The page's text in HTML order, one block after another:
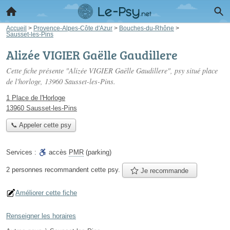
Accueil > Provence-Alpes-Côte d'Azur > Bouches-du-Rhône >
Sausset-les-Pins
Alizée VIGIER Gaëlle Gaudillere
Cette fiche présente "Alizée VIGIER Gaëlle Gaudillere", psy situé place
de l'horloge, 13960 Sausset-les-Pins.
1 Place de l'Horloge
13960 Sausset-les-Pins
📞 Appeler cette psy
Services : accès PMR (parking)
2 personnes recommandent cette psy. Je recommande
Améliorer cette fiche
Renseigner les horaires